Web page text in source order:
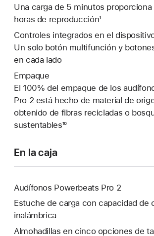
Una carga de 5 minutos proporciona
horas de reproducción¹
Controles integrados en el
Un solo botón multifunción y
en cada lado
Empaque
El 100% del empaque de los
Pro 2 está hecho de material de
obtenido de fibras recicladas o
sustentables¹⁰
En la caja
Audífonos Powerbeats Pro 2
Estuche de carga con capacidad de
inalámbrica
Almohadillas en cinco opciones de